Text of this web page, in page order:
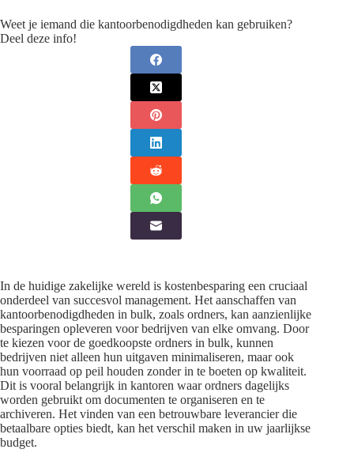
Weet je iemand die kantoorbenodigdheden kan gebruiken?
Deel deze info!
In de huidige zakelijke wereld is kostenbesparing een cruciaal
onderdeel van succesvol management. Het aanschaffen van
kantoorbenodigdheden in bulk, zoals ordners, kan aanzienlijke
besparingen opleveren voor bedrijven van elke omvang. Door
te kiezen voor de goedkoopste ordners in bulk, kunnen
bedrijven niet alleen hun uitgaven minimaliseren, maar ook
hun voorraad op peil houden zonder in te boeten op kwaliteit.
Dit is vooral belangrijk in kantoren waar ordners dagelijks
worden gebruikt om documenten te organiseren en te
archiveren. Het vinden van een betrouwbare leverancier die
betaalbare opties biedt, kan het verschil maken in uw jaarlijkse
budget.